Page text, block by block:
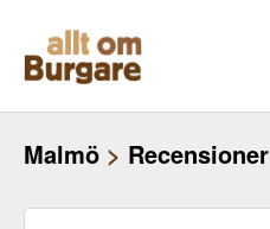
innehåll
Malmö > Recensioner